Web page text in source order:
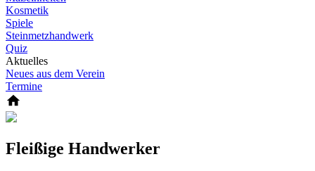
Kosmetik
Spiele
Steinmetzhandwerk
Quiz
Aktuelles
Neues aus dem Verein
Termine
Fleißige Handwerker